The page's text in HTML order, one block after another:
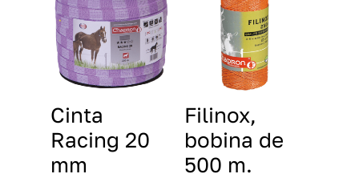
Cinta
Racing 20
mm
Filinox,
bobina de
500 m.